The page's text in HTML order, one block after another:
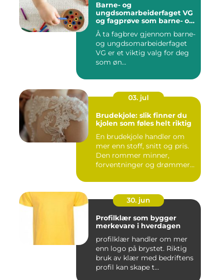
Barne- og
ungdsomarbeiderfaget VG
og fagprøve som barne- og
ungdomsarbeider
Å ta fagbrev gjennom barne-
og ungdsomarbeiderfaget
VG er et viktig valg for deg
som øn...
03. jul
Brudekjole: slik finner du
kjolen som føles helt riktig
En brudekjole handler om
mer enn stoff, snitt og pris.
Den rommer minner,
forventninger og drømmer
30. jun
Profilklær som bygger
merkevare i hverdagen
profilklær handler om mer
enn logo på brystet. Riktig
bruk av klær med bedriftens
profil kan skape t...